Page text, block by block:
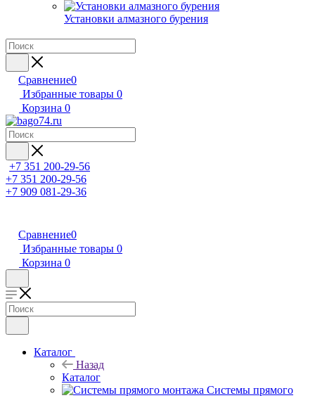
Установки алмазного бурения
Сравнение0
Избранные товары 0
Корзина 0
+7 351 200-29-56
+7 351 200-29-56
+7 909 081-29-36
Сравнение0
Избранные товары 0
Корзина 0
Каталог
Назад
Каталог
Системы прямого